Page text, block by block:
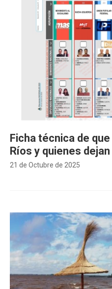
21 de Octubre de 2025
Ficha técnica de
Ríos y quienes